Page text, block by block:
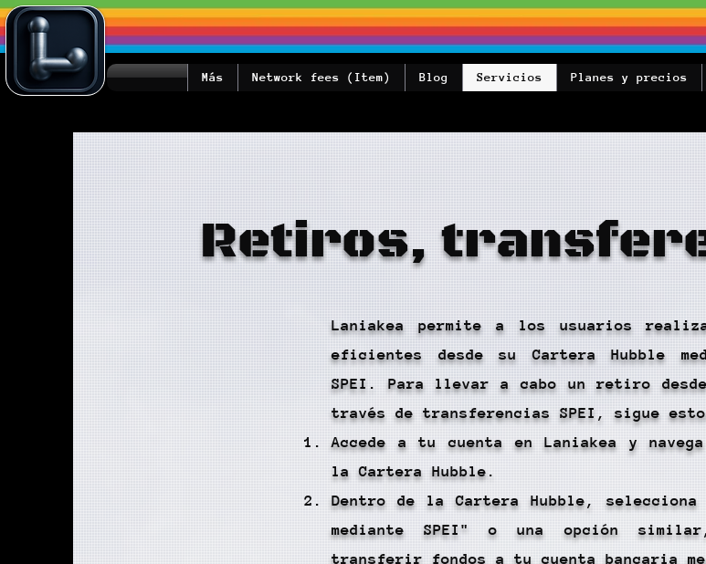
Planes y precios
Servicios
Blog
Network fees (Item)
Más
Retiros,
Laniakea permite a los usuarios
eficientes desde su Cartera Hubble
SPEI. Para llevar a cabo un retiro
través de transferencias SPEI, sigue
Accede a tu cuenta en Laniakea y
la Cartera Hubble.
Dentro de la Cartera Hubble,
mediante SPEI" o una opción
transferir fondos a tu cuenta bancaria